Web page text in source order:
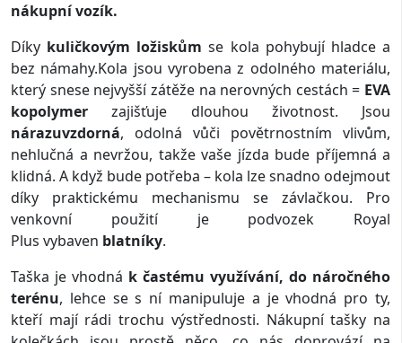
nákupní vozík.
Díky kuličkovým ložiskům se kola pohybují hladce a
bez námahy.Kola jsou vyrobena z odolného materiálu,
který snese nejvyšší zátěže na nerovných cestách = EVA
kopolymer zajišťuje dlouhou životnost. Jsou
nárazuvzdorná, odolná vůči povětrnostním vlivům,
nehlučná a nevržou, takže vaše jízda bude příjemná a
klidná. A když bude potřeba – kola lze snadno odejmout
díky praktickému mechanismu se závlačkou. Pro
venkovní použití je podvozek Royal
Plus vybaven blatníky.
Taška je vhodná k častému využívání, do náročného
terénu, lehce se s ní manipuluje a je vhodná pro ty,
kteří mají rádi trochu výstřednosti. Nákupní tašky na